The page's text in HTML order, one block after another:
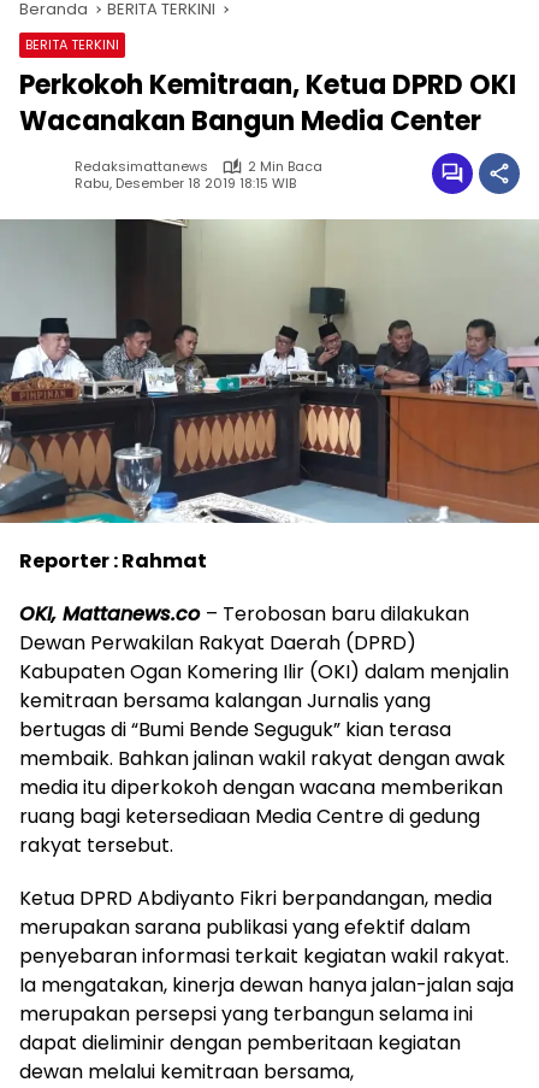
Beranda BERITA TERKINI
BERITA TERKINI
Perkokoh Kemitraan, Ketua DPRD OKI
Wacanakan Bangun Media Center
Redaksimattanews
2 Min Baca
Rabu, Desember 18 2019 18:15 WIB
Reporter : Rahmat
OKI, Mattanews.co – Terobosan baru dilakukan
Dewan Perwakilan Rakyat Daerah (DPRD)
Kabupaten Ogan Komering Ilir (OKI) dalam menjalin
kemitraan bersama kalangan Jurnalis yang
bertugas di “Bumi Bende Seguguk” kian terasa
membaik. Bahkan jalinan wakil rakyat dengan awak
media itu diperkokoh dengan wacana memberikan
ruang bagi ketersediaan Media Centre di gedung
rakyat tersebut.
Ketua DPRD Abdiyanto Fikri berpandangan, media
merupakan sarana publikasi yang efektif dalam
penyebaran informasi terkait kegiatan wakil rakyat.
Ia mengatakan, kinerja dewan hanya jalan-jalan saja
merupakan persepsi yang terbangun selama ini
dapat dieliminir dengan pemberitaan kegiatan
dewan melalui kemitraan bersama,